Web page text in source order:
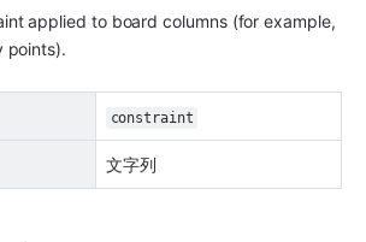
applied to board columns (for example,
points).
constraint
文字列